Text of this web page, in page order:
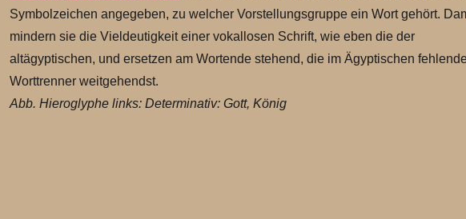
Symbolzeichen angegeben, zu welcher Vorstellungsgruppe ein Wort gehört.
mindern sie die Vieldeutigkeit einer vokallosen Schrift, wie eben die der
altägyptischen, und ersetzen am Wortende stehend, die im Ägyptischen
Worttrenner weitgehendst.
Abb. Hieroglyphe links: Determinativ: Gott, König